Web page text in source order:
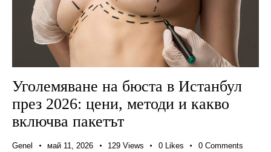
Уголемяване на бюста в Истанбул
през 2026: цени, методи и какво
включва пакетът
Genel май 11, 2026 129 Views 0 Likes 0 Comments